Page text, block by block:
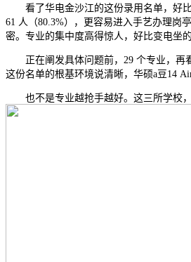
看了华电金沙江的这份录用名单，好比
61 人（80.3%），更容易进入手艺办理岗
密。专业的集中度高得惊人，好比变电坐
正在阐发具体问题前，29 个专业，再看
这份名单的根基环境说清晰，华硕a豆14
也不是专业越抢手越好。这三所学校，